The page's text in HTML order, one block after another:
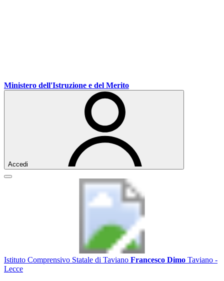
Vai
ai
Vai
al
Vai
al
Ministero dell'Istruzione e del Merito
Accedi
Istituto Comprensivo Statale di Taviano Francesco Dimo Taviano -
Lecce